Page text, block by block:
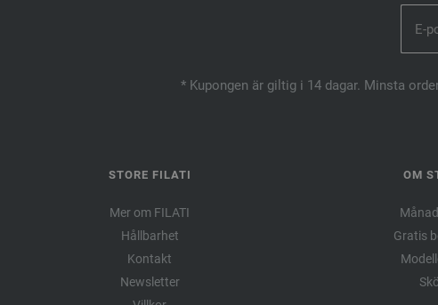
* Kupongen är giltig i 14 dagar. Minsta
STORE FILATI
Mer om FILATI
Hållbarhet
Kontakt
Newsletter
OM
Gratis